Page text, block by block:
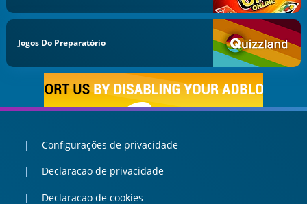
Jogos Do Preparatório
Configurações de privacidade
Declaracao de privacidade
Declaracao de cookies